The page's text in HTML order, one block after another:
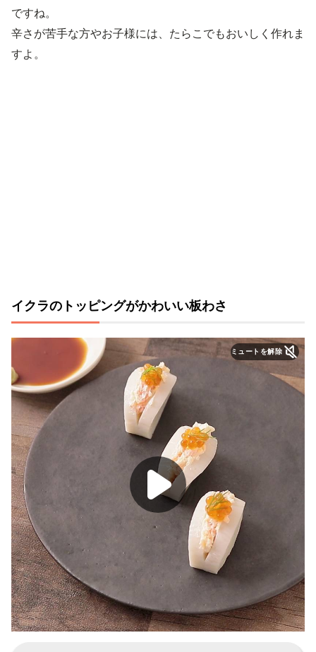
ですね。
辛さが苦手な方やお子様には、たらこでもおいしく作れま
すよ。
イクラのトッピングがかわいい板わさ
ミュートを解除